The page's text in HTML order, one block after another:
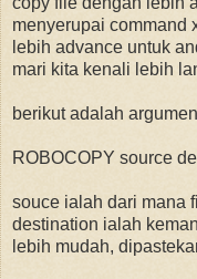
menyerupai command
lebih advance untuk
mari kita kenali lebih
berikut adalah
ROBOCOPY source
souce ialah dari mana
destination ialah
lebih mudah,